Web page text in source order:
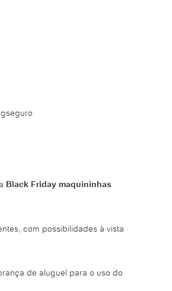
Black Friday maquininhas
com possibilidades à vista
de aluguel para o uso do